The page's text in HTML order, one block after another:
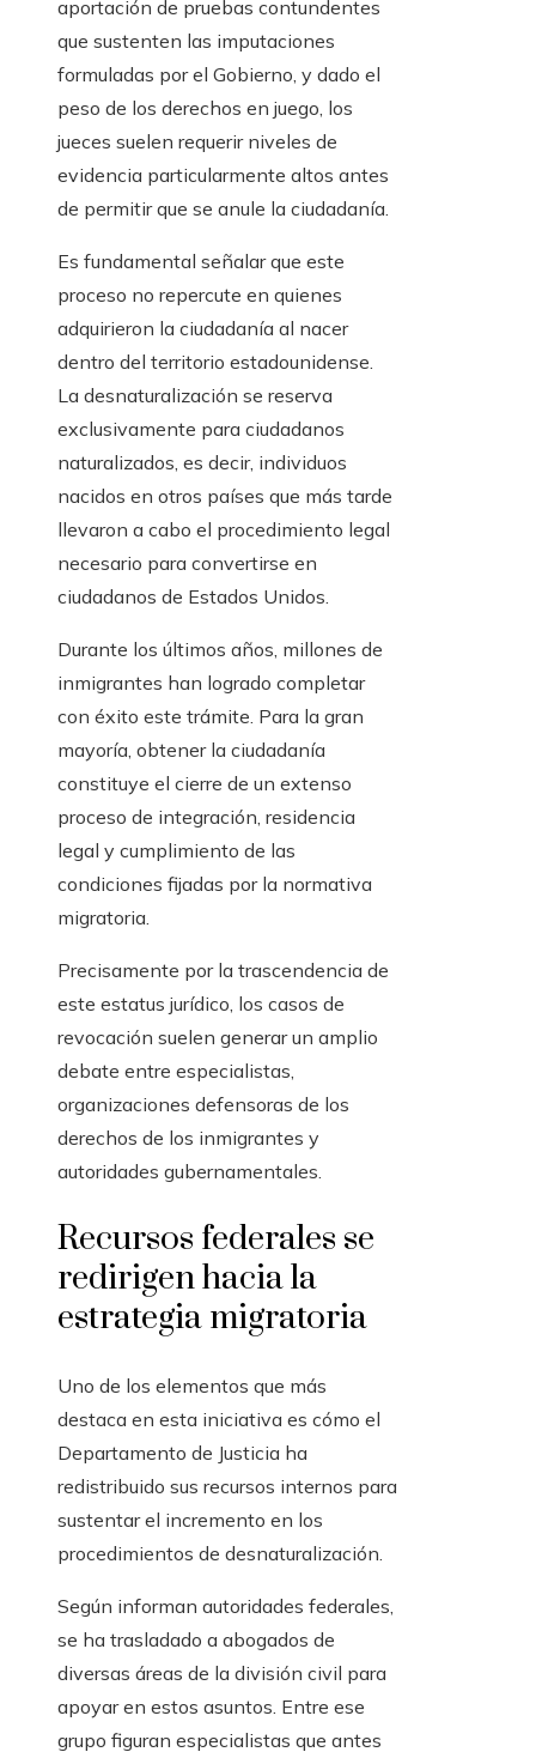
aportación de pruebas contundentes
que sustenten las imputaciones
formuladas por el Gobierno, y dado el
peso de los derechos en juego, los
jueces suelen requerir niveles de
evidencia particularmente altos antes
de permitir que se anule la ciudadanía.
Es fundamental señalar que este
proceso no repercute en quienes
adquirieron la ciudadanía al nacer
dentro del territorio estadounidense.
La desnaturalización se reserva
exclusivamente para ciudadanos
naturalizados, es decir, individuos
nacidos en otros países que más tarde
llevaron a cabo el procedimiento legal
necesario para convertirse en
ciudadanos de Estados Unidos.
Durante los últimos años, millones de
inmigrantes han logrado completar
con éxito este trámite. Para la gran
mayoría, obtener la ciudadanía
constituye el cierre de un extenso
proceso de integración, residencia
legal y cumplimiento de las
condiciones fijadas por la normativa
migratoria.
Precisamente por la trascendencia de
este estatus jurídico, los casos de
revocación suelen generar un amplio
debate entre especialistas,
organizaciones defensoras de los
derechos de los inmigrantes y
autoridades gubernamentales.
Recursos federales se
redirigen hacia la
estrategia migratoria
Uno de los elementos que más
destaca en esta iniciativa es cómo el
Departamento de Justicia ha
redistribuido sus recursos internos para
sustentar el incremento en los
procedimientos de desnaturalización.
Según informan autoridades federales,
se ha trasladado a abogados de
diversas áreas de la división civil para
apoyar en estos asuntos. Entre ese
grupo figuran especialistas que antes